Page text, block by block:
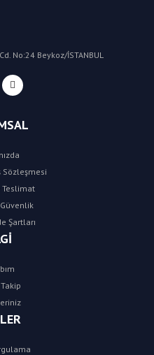
No:24 Beykoz/İSTANBUL
Sözleşmesi
Teslimat
Şartları